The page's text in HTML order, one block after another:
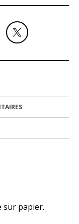
sur papier.